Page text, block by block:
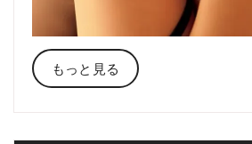
もっと見る